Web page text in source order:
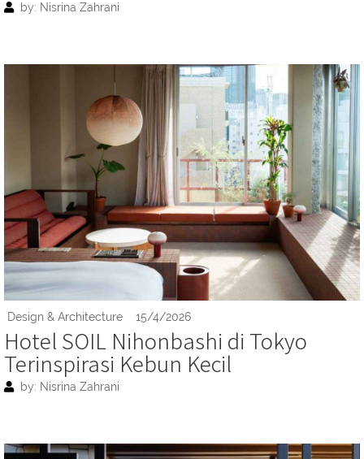
by: Nisrina Zahrani
Design & Architecture 15/4/2026
Hotel SOIL Nihonbashi di Tokyo
Terinspirasi Kebun Kecil
by: Nisrina Zahrani